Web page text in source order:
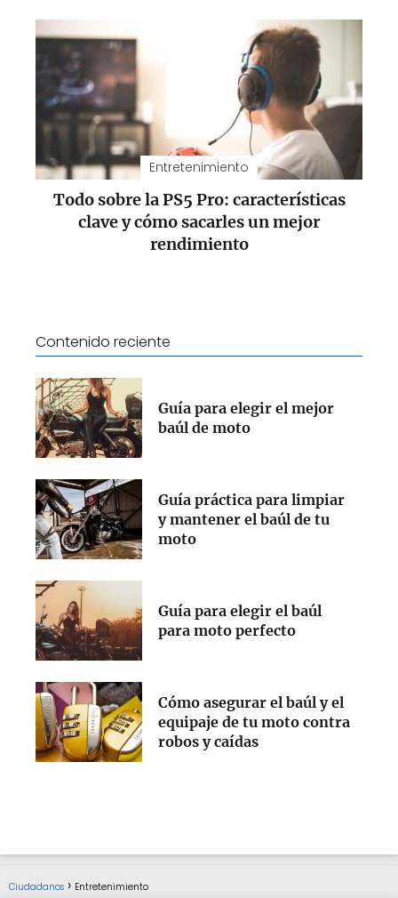
Entretenimiento
Todo sobre la PS5 Pro: características
clave y cómo sacarles un mejor
rendimiento
Contenido reciente
Guía para elegir el mejor
baúl de moto
Guía práctica para limpiar
y mantener el baúl de tu
moto
Guía para elegir el baúl
para moto perfecto
Cómo asegurar el baúl y el
equipaje de tu moto contra
robos y caídas
Ciudadanos Entretenimiento